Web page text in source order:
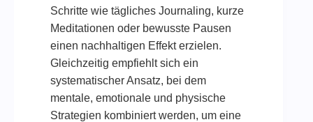
Schritte wie tägliches Journaling, kurze
Meditationen oder bewusste Pausen
einen nachhaltigen Effekt erzielen.
Gleichzeitig empfiehlt sich ein
systematischer Ansatz, bei dem
mentale, emotionale und physische
Strategien kombiniert werden, um eine